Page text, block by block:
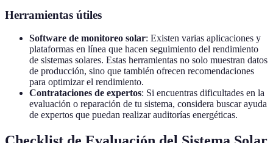
Herramientas útiles
Software de monitoreo solar: Existen varias aplicaciones y
plataformas en línea que hacen seguimiento del rendimiento
de sistemas solares. Estas herramientas no solo muestran datos
de producción, sino que también ofrecen recomendaciones
para optimizar el rendimiento.
Contrataciones de expertos: Si encuentras dificultades en la
evaluación o reparación de tu sistema, considera buscar ayuda
de expertos que puedan realizar auditorías energéticas.